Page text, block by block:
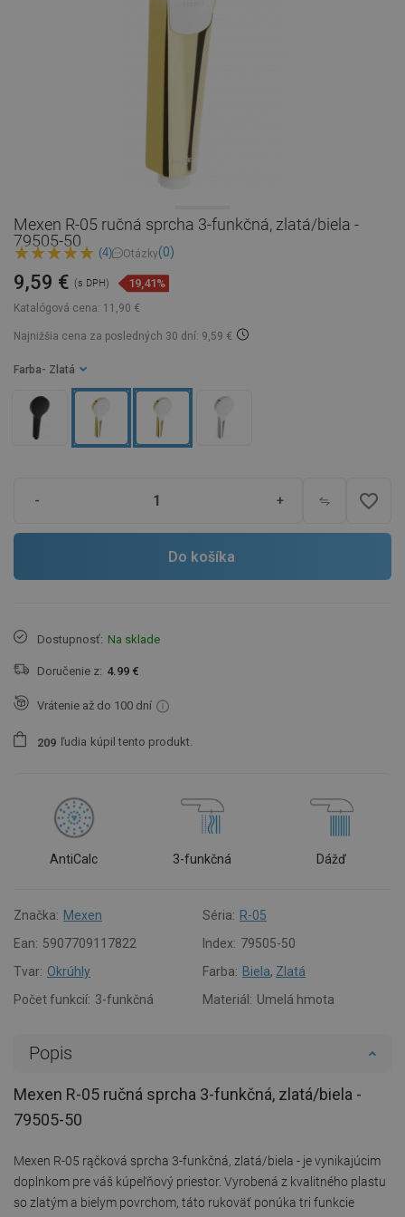
Mexen R-05 ručná sprcha 3-funkčná, zlatá/biela -
79505-50
(4) Otázky(0)
Katalógová cena: 11,90 €
9,59 € (s DPH) 19,41%
Najnižšia cena za posledných 30 dní: 9,59 €
Farba - Zlatá
- + favorite_border
Do košíka
Dostupnosť: Na sklade
Doručenie z: 4.99 €
Vrátenie až do 100 dní
209 ľudia kúpil tento produkt.
AntiCalc 3-funkčná Dážď
Značka: Mexen Séria: R-05
Ean: 5907709117822 Index: 79505-50
Tvar: Okrúhly Farba: Biela, Zlatá
Počet funkcií: 3-funkčná Materiál: Umelá hmota
Popis
Mexen R-05 ručná sprcha 3-funkčná, zlatá/biela -
79505-50
Mexen R-05 rąčková sprcha 3-funkčná, zlatá/biela - je vynikajúcim
doplnkom pre váš kúpeľňový priestor. Vyrobená z kvalitného plastu
so zlatým a bielym povrchom, táto rukoväť ponúka tri funkcie